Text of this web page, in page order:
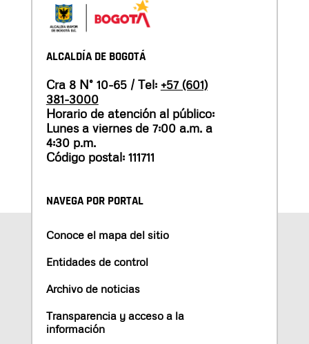
ALCALDÍA DE BOGOTÁ
Cra 8 N° 10-65 / Tel: +57 (601)
381-3000
Horario de atención al público:
Lunes a viernes de 7:00 a.m. a
4:30 p.m.
Código postal: 111711
NAVEGA POR PORTAL
Conoce el mapa del sitio
Entidades de control
Archivo de noticias
Transparencia y acceso a la
información